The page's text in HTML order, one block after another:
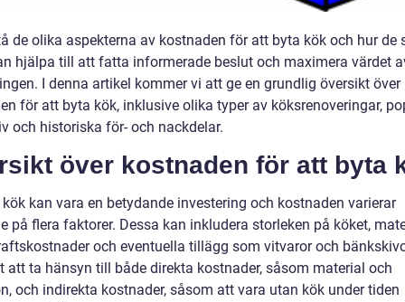
de olika aspekterna av kostnaden för att byta kök och hur de
hjälpa till att fatta informerade beslut och maximera värdet
I denna artikel kommer vi att ge en grundlig översikt över
för att byta kök, inklusive olika typer av köksrenoveringar,
och historiska för- och nackdelar.
över kostnaden för att byta
kan vara en betydande investering och kostnaden varierar
på flera faktorer. Dessa kan inkludera storleken på köket,
och eventuella tillägg som vitvaror och
att ta hänsyn till både direkta kostnader, såsom material och
och indirekta kostnader, såsom att vara utan kök under tiden